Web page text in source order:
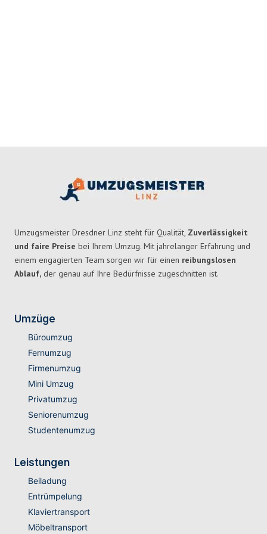
Umzugsmeister Dresdner Linz steht für Qualität, Zuverlässigkeit
und faire Preise bei Ihrem Umzug. Mit jahrelanger Erfahrung und
einem engagierten Team sorgen wir für einen reibungslosen
Ablauf, der genau auf Ihre Bedürfnisse zugeschnitten ist.
Umzüge
Büroumzug
Fernumzug
Firmenumzug
Mini Umzug
Privatumzug
Seniorenumzug
Studentenumzug
Leistungen
Beiladung
Entrümpelung
Klaviertransport
Möbeltransport